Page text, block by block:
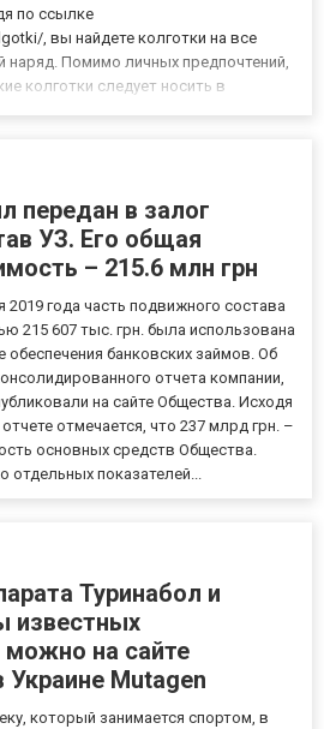
по ссылке
, вы найдете колготки на все
наряд. Помимо личных предпочтений,
колготки следует носить в
на ко...
передан в залог
УЗ. Его общая
– 215.6 млн грн
2019 года часть подвижного состава
215 607 тыс. грн. была использована
банковских займов. Об
отчета компании,
на сайте Общества. Исходя
отмечается, что 237 млрд грн. –
основных средств Общества.
отдельных показателей...
Туринабол и
известных
можно на сайте
Украине Mutagen
который занимается спортом, в